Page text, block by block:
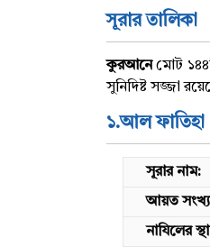
সূরার তালিকা
কুরআনেমোট
সুনিদিষ্ট সজ্জা
১.আল ফাতিহা
সূরার নাম:
আয়ত
নাযিলের